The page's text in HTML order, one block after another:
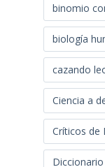
binomio
biología
cazando
Ciencia a
Críticos de